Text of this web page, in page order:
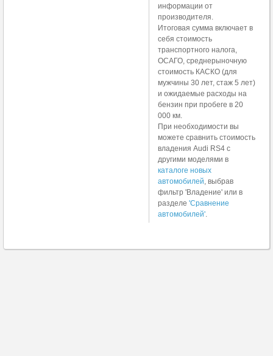
информации от
производителя.
Итоговая сумма включает в
себя стоимость
транспортного налога,
ОСАГО, среднерыночную
стоимость КАСКО (для
мужчины 30 лет, стаж 5 лет)
и ожидаемые расходы на
бензин при пробеге в 20
000 км.
При необходимости вы
можете сравнить стоимость
владения Audi RS4 с
другими моделями в
каталоге новых
автомобилей, выбрав
фильтр 'Владение' или в
разделе 'Сравнение
автомобилей'.